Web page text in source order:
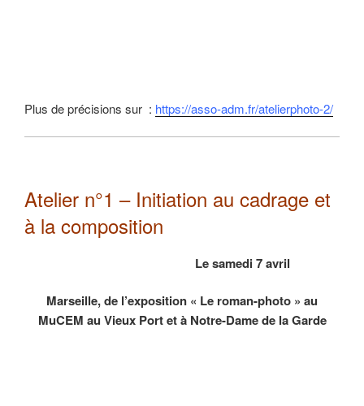
Plus de précisions sur : https://asso-adm.fr/atelierphoto-2/
Atelier n°1 – Initiation au cadrage et
à la composition
Le samedi 7 avril
Marseille, de l’exposition « Le roman-photo » au
MuCEM au Vieux Port et à Notre-Dame de la Garde